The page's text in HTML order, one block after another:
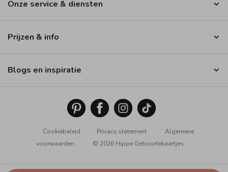
Onze service & diensten
Prijzen & info
Blogs en inspiratie
Cookiebeleid Privacy statement
Algemene
voorwaarden
© 2026 Hippe Geboortekaartjes